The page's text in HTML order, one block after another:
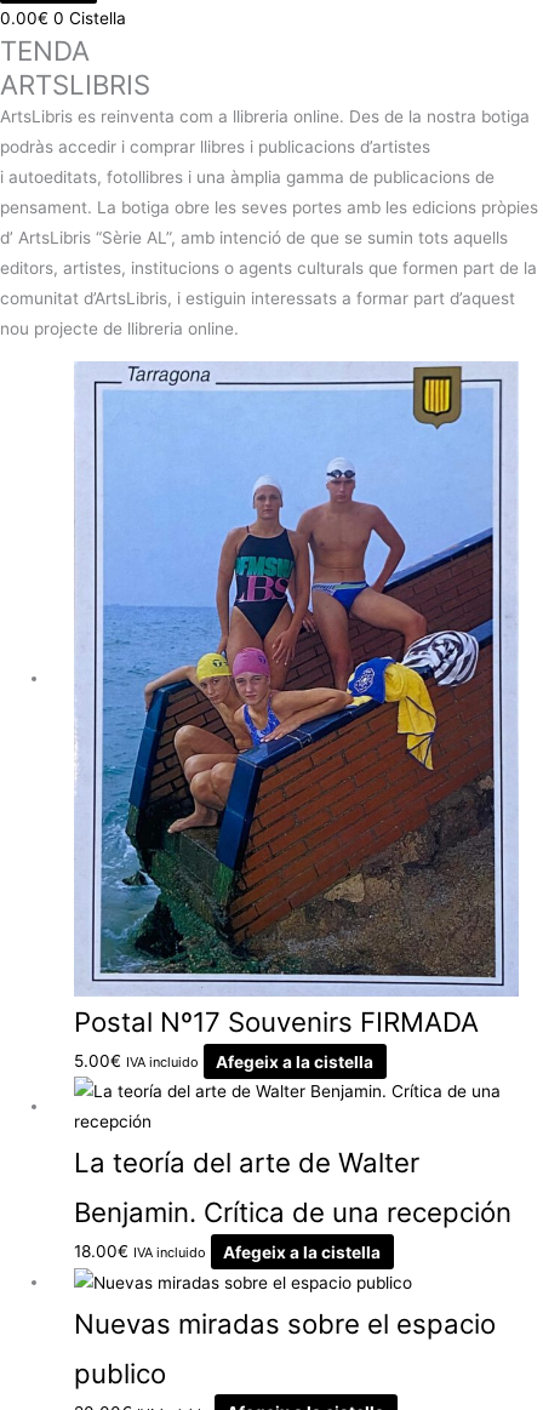
0.00€ 0 Cistella
TENDA
ARTSLIBRIS
ArtsLibris es reinventa com a llibreria online. Des de la nostra botiga
podràs accedir i comprar llibres i publicacions d’artistes
i autoeditats, fotollibres i una àmplia gamma de publicacions de
pensament. La botiga obre les seves portes amb les edicions pròpies
d’ ArtsLibris “Sèrie AL”, amb intenció de que se sumin tots aquells
editors, artistes, institucions o agents culturals que formen part de la
comunitat d’ArtsLibris, i estiguin interessats a formar part d’aquest
nou projecte de llibreria online.
Postal Nº17 Souvenirs FIRMADA
5.00€ IVA incluido Afegeix a la cistella
La teoría del arte de Walter
Benjamin. Crítica de una recepción
18.00€ IVA incluido Afegeix a la cistella
Nuevas miradas sobre el espacio
publico